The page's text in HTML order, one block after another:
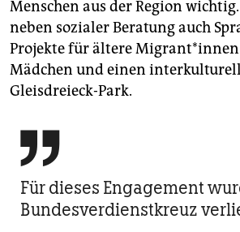
Menschen aus der Region
neben sozialer Beratung auch
Projekte für ältere Migrant*innen
Mädchen und einen
Gleisdreieck-Park.

Für dieses Engagement
Bundesverdienstkreuz